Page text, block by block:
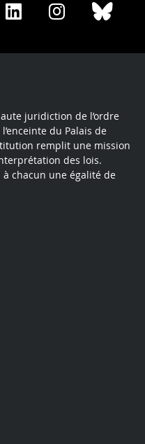
Share
LinkedIn
Share
Instagram
juridiction de l’ordre
du Palais de
remplit une mission
des lois.
chacun une égalité de